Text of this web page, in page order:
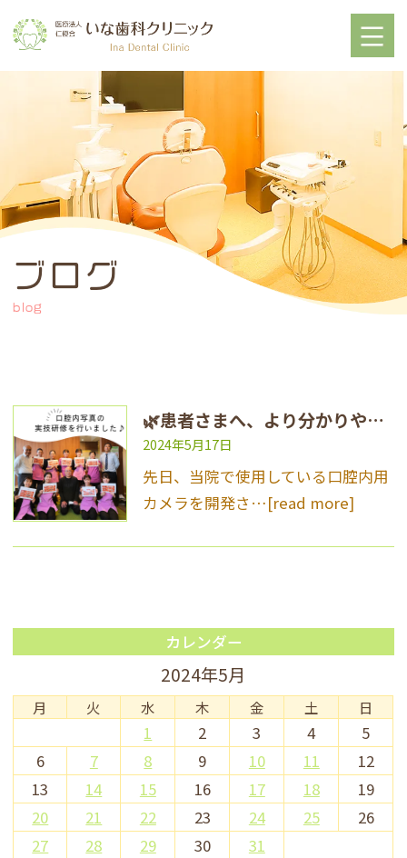
ブログ
blog
🌿患者さまへ、より分かりやすい資料で説明を🌿
2024年5月17日
先日、当院で使用している口腔内用
カメラを開発さ…[read more]
カレンダー
2024年5月
月 火 水 木 金 土 日
1 2 3 4
5
6
7 8 9 10 11
12
13
14 15 16 17 18
19
20
21 22 23 24 25
26
27
28 29 30 31